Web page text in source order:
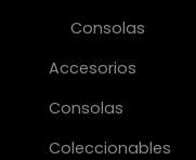
Consolas
Accesorios
Consolas
Coleccionables